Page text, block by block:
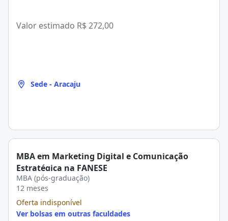
Valor estimado R$ 272,00
Sede - Aracaju
MBA em Marketing Digital e Comunicação
Estratégica na FANESE
MBA (pós-graduação)
12 meses
Oferta indisponível
Ver bolsas em outras faculdades